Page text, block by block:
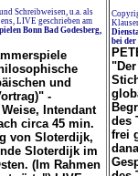
Schreibweisen, u.a. als
LIVE geschrieben am
Bonn Bad Godesberg,
und
-
Intendant
circa 45 min.
von Sloterdijk,
Sloterdijk im
(Im Rahmen
bei
des
frei